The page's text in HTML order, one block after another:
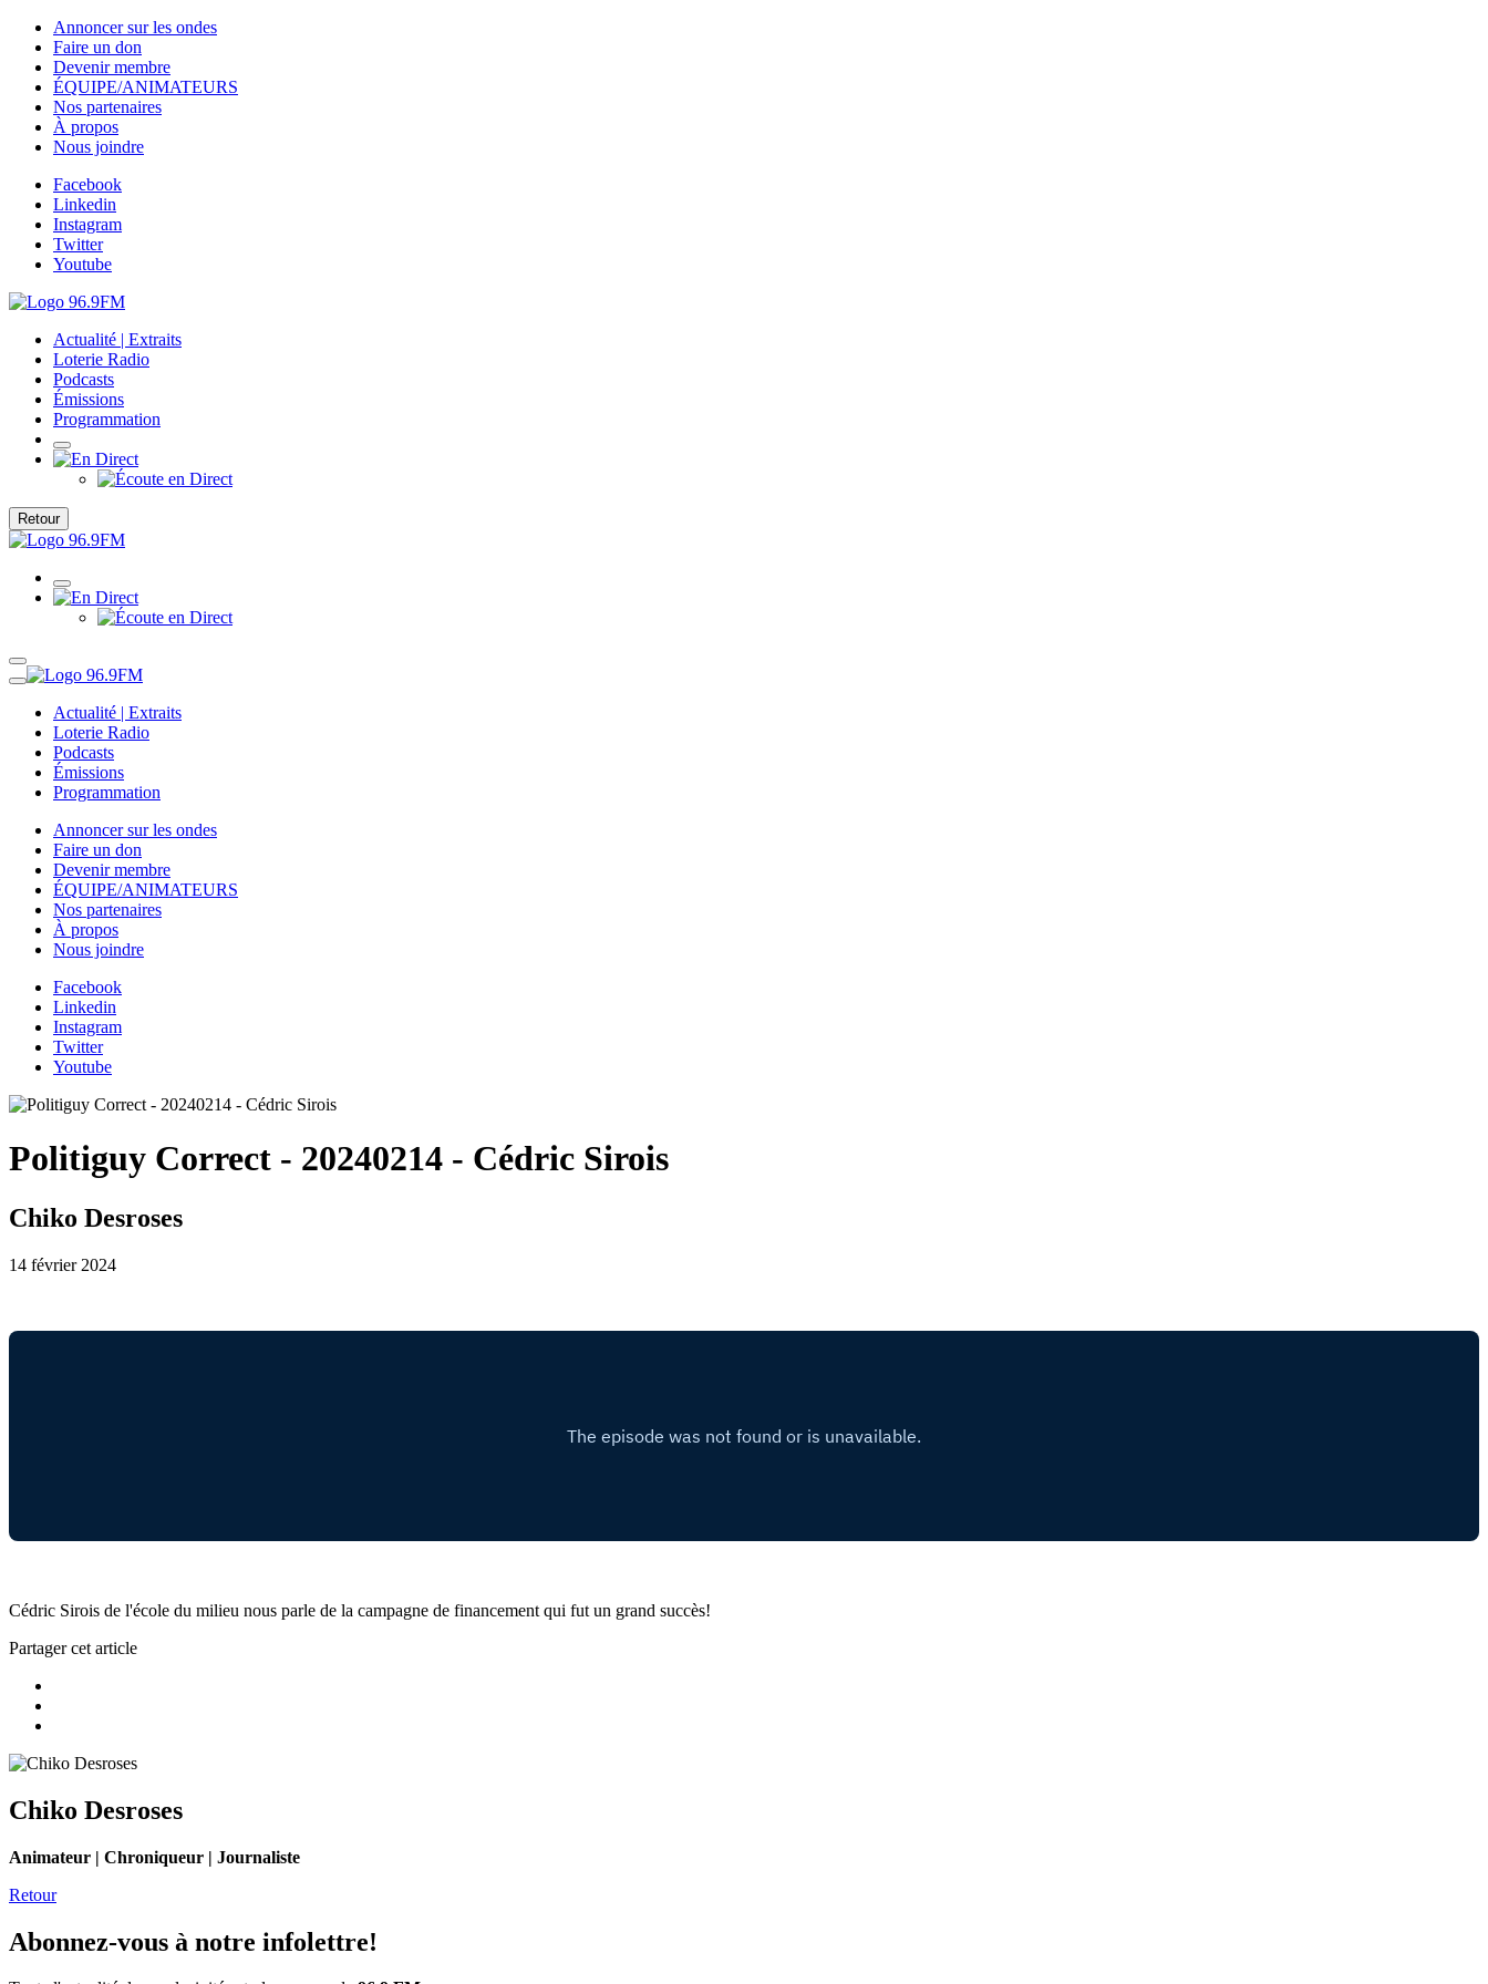
Annoncer sur les ondes
Faire un don
Devenir membre
ÉQUIPE/ANIMATEURS
Nos partenaires
À propos
Nous joindre
Facebook
Linkedin
Instagram
Twitter
Youtube
Actualité | Extraits
Loterie Radio
Podcasts
Émissions
Programmation
Retour
Actualité | Extraits
Loterie Radio
Podcasts
Émissions
Programmation
Annoncer sur les ondes
Faire un don
Devenir membre
ÉQUIPE/ANIMATEURS
Nos partenaires
À propos
Nous joindre
Facebook
Linkedin
Instagram
Twitter
Youtube
Politiguy Correct - 20240214 - Cédric Sirois
Chiko Desroses
14 février 2024
Cédric Sirois de l'école du milieu nous parle de la campagne de financement qui fut un grand succès!
Partager cet article
Chiko Desroses
Animateur | Chroniqueur | Journaliste
Retour
Abonnez-vous à notre infolettre!